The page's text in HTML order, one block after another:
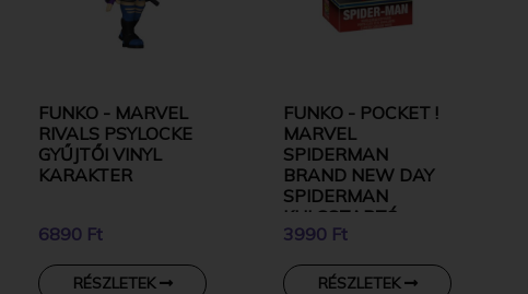
FUNKO - MARVEL
RIVALS PSYLOCKE
GYŰJTŐI VINYL
KARAKTER
6890 Ft
RÉSZLETEK
FUNKO - POCKET !
MARVEL
SPIDERMAN
BRAND NEW DAY
SPIDERMAN
KULCSTARTÓ
3990 Ft
RÉSZLETEK